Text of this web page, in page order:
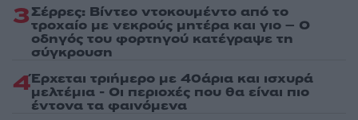
3Σέρρες: Βίντεο ντοκουμέντο από το
τροχαίο με νεκρούς μητέρα και γιο – Ο
οδηγός του φορτηγού κατέγραψε τη
σύγκρουση
4Έρχεται τριήμερο με 40άρια και ισχυρά
μελτέμια - Οι περιοχές που θα είναι πιο
έντονα τα φαινόμενα